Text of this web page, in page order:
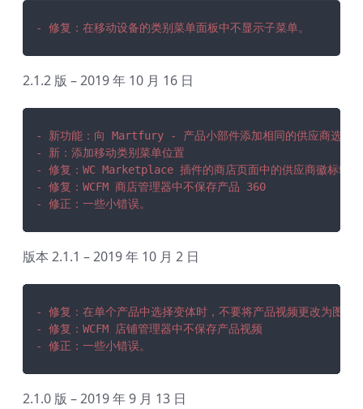
- 修复：在移动设备的类别菜单面板中不显示子菜单。
2.1.2 版 – 2019 年 10 月 16 日
- 新功能：向 Martfury - 产品小部件添加相同的供应商选项
- 新：添加移动类别菜单位置
- 修复：WC Marketplace 插件的商店页面中的供应商徽标较小
- 修复：WCFM 商店管理器中不保存产品 360
- 修正：一些小错误。
版本 2.1.1 – 2019 年 10 月 2 日
- 修复：在单个产品中选择变体时，不要将产品视频更改为图像
- 修复：WCFM 店铺管理器中不保存产品视频
- 修正：一些小错误。
2.1.0 版 – 2019 年 9 月 13 日